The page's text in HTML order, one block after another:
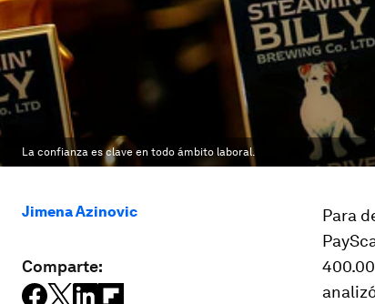
La confianza es clave en todo ámbito laboral.
Jimena Azinovic
Comparte:
Para